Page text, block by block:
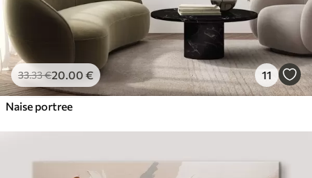
33.33€20.00 € 11
Naise portree